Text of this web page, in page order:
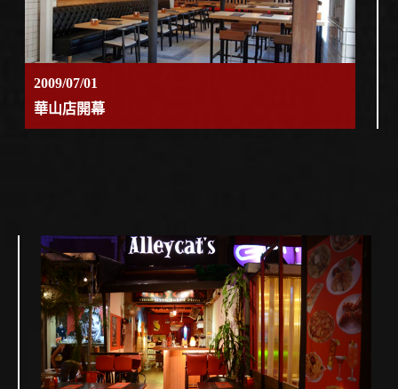
2009/07/01
華山店開幕